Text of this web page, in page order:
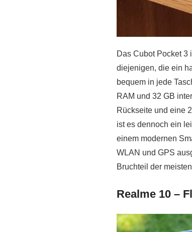
Das Cubot Pocket 3
diejenigen, die ein
bequem in jede
RAM und 32 GB
Rückseite und eine
ist es dennoch ein
einem modernen
WLAN und GPS
Bruchteil der
Realme 10 –